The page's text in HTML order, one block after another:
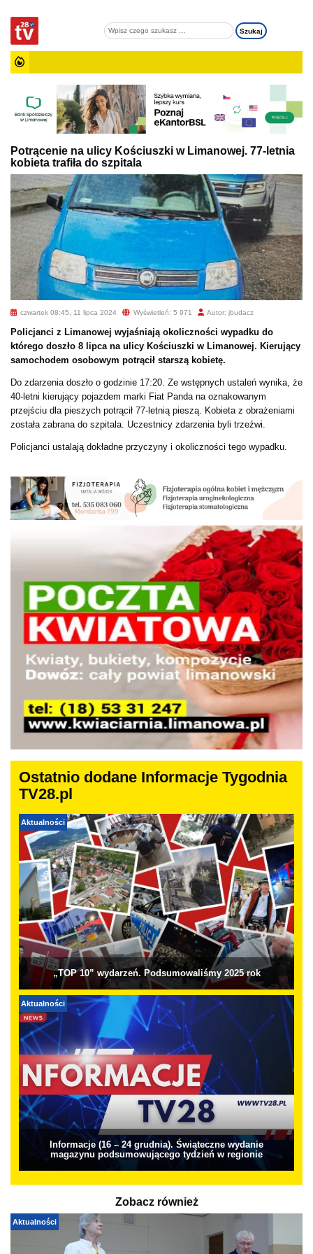
Potrącenie na ulicy Kościuszki w Limanowej. 77-letnia
kobieta trafiła do szpitala
czwartek 08:45, 11 lipca 2024 Wyświetleń: 5 971 Autor: jbudacz
Policjanci z Limanowej wyjaśniają okoliczności wypadku do
którego doszło 8 lipca na ulicy Kościuszki w Limanowej. Kierujący
samochodem osobowym potrącił starszą kobietę.
Do zdarzenia doszło o godzinie 17:20. Ze wstępnych ustaleń wynika, że
40-letni kierujący pojazdem marki Fiat Panda na oznakowanym
przejściu dla pieszych potrącił 77-letnią pieszą. Kobieta z obrażeniami
została zabrana do szpitala. Uczestnicy zdarzenia byli trzeźwi.
Policjanci ustalają dokładne przyczyny i okoliczności tego wypadku.
Ostatnio dodane Informacje Tygodnia
TV28.pl
Aktualności
„TOP 10” wydarzeń. Podsumowaliśmy 2025 rok
Aktualności
Informacje (16 – 24 grudnia). Świąteczne wydanie
magazynu podsumowującego tydzień w regionie
Zobacz również
Aktualności